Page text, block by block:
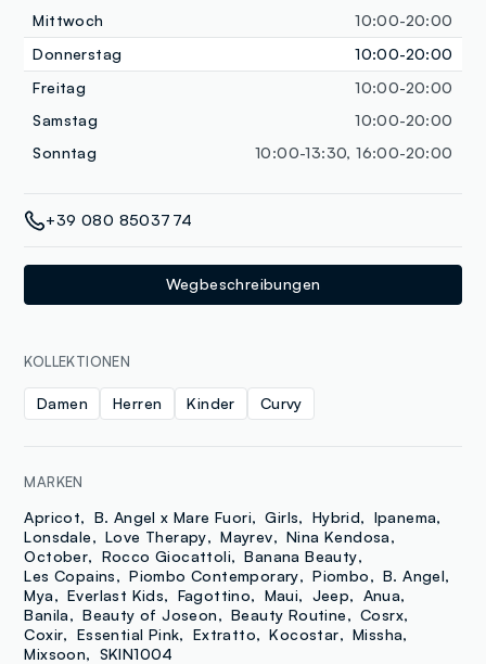
Mittwoch
10:00-20:00
Donnerstag
10:00-20:00
Freitag
10:00-20:00
Samstag
10:00-20:00
Sonntag
10:00-13:30, 16:00-20:00
+39 080 8503774
Wegbeschreibungen
KOLLEKTIONEN
Damen Herren Kinder Curvy
MARKEN
Apricot B. Angel x Mare Fuori Girls Hybrid
Ipanema
Lonsdale
Love Therapy Mayrev
Nina Kendosa
October
Rocco Giocattoli
Banana Beauty
Les Copains
Piombo Contemporary Piombo
B. Angel
Mya
Everlast Kids Fagottino Maui Jeep
Anua
Banila
Beauty of Joseon Beauty Routine
Cosrx
Coxir
Essential Pink Extratto Kocostar
Missha
Mixsoon
SKIN1004